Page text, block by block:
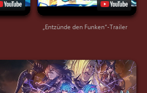
„Entzünde den Funken“-Trailer